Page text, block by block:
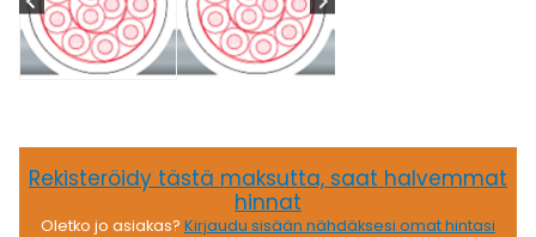
Rekisteröidy tästä maksutta, saat halvemmat
hinnat
Oletko jo asiakas? Kirjaudu sisään nähdäksesi omat hintasi